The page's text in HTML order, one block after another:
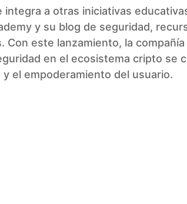
integra a otras iniciativas
y su blog de seguridad,
Con este lanzamiento, la
en el ecosistema cripto se
el empoderamiento del usuario.